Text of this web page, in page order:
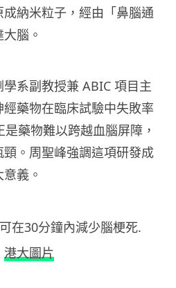
納米粒子，經由「鼻腦通
腦。
系副教授兼 ABIC 項目主
藥物在臨床試驗中失敗率
藥物難以跨越血腦屏障，
。周聖峰強調這項研發成
義。
港大圖片